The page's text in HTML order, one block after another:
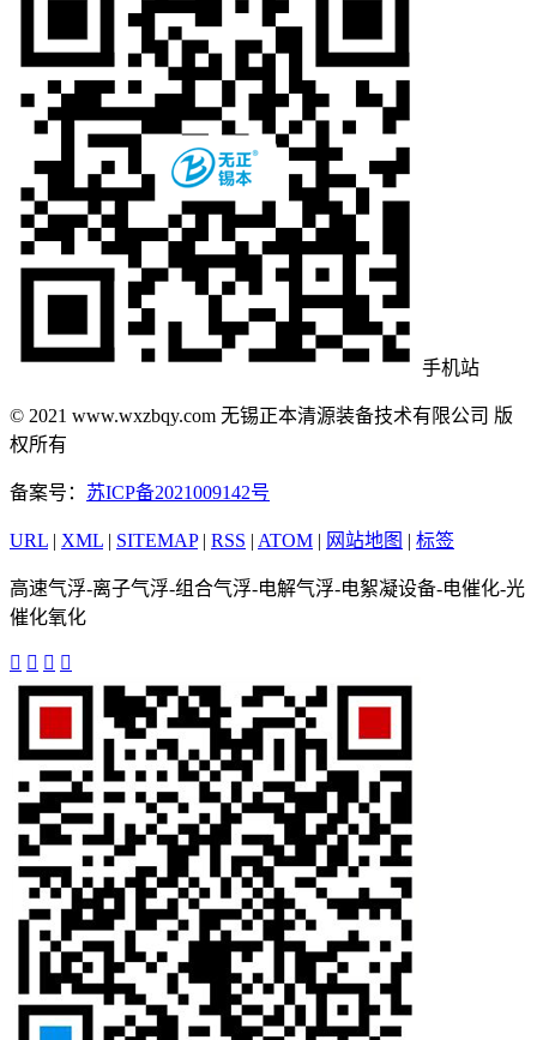
手机站
© 2021 www.wxzbqy.com 无锡正本清源装备技术有限公司 版
权所有
备案号： 苏ICP备2021009142号
URL | XML | SITEMAP | RSS | ATOM | 网站地图 | 标签
高速气浮-离子气浮-组合气浮-电解气浮-电絮凝设备-电催化-光
催化氧化
   